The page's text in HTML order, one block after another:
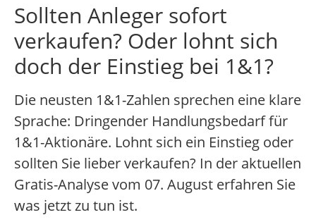
Sollten Anleger sofort
verkaufen? Oder lohnt sich
doch der Einstieg bei 1&1?
Die neusten 1&1-Zahlen sprechen eine klare
Sprache: Dringender Handlungsbedarf für
1&1-Aktionäre. Lohnt sich ein Einstieg oder
sollten Sie lieber verkaufen? In der aktuellen
Gratis-Analyse vom 07. August erfahren Sie
was jetzt zu tun ist.